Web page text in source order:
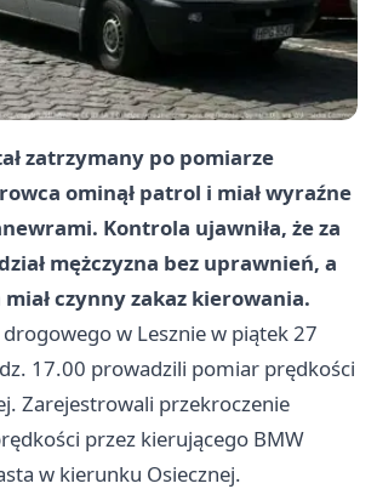
zatrzymany po pomiarze
ominął patrol i miał wyraźne
Kontrola ujawniła, że za
mężczyzna bez uprawnień, a
czynny zakaz kierowania.
w Lesznie w piątek 27
17.00 prowadzili pomiar prędkości
Zarejestrowali przekroczenie
przez kierującego BMW
w kierunku Osiecznej.